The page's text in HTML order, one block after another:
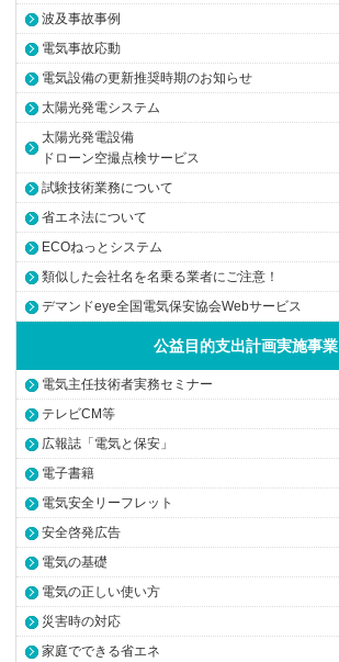
波及事故事例
電気事故応動
電気設備の更新推奨時期のお知らせ
太陽光発電システム
太陽光発電設備
ドローン空撮点検サービス
試験技術業務について
省エネ法について
ECOねっとシステム
類似した会社名を名乗る業者にご注意！
デマンドeye全国電気保安協会Webサービス
公益目的支出計画実施事業
電気主任技術者実務セミナー
テレビCM等
広報誌「電気と保安」
電子書籍
電気安全リーフレット
安全啓発広告
電気の基礎
電気の正しい使い方
災害時の対応
家庭でできる省エネ